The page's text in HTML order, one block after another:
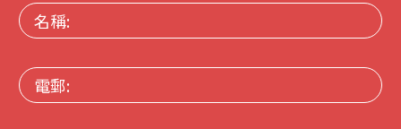
名
稱:
電
郵: